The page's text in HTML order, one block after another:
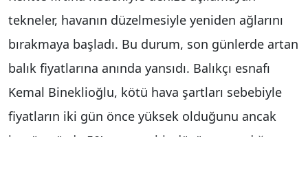
tekneler, havanın düzelmesiyle yeniden ağlarını
bırakmaya başladı. Bu durum, son günlerde artan
balık fiyatlarına anında yansıdı. Balıkçı esnafı
Kemal Bineklioğlu, kötü hava şartları sebebiyle
fiyatların iki gün önce yüksek olduğunu ancak
bugün yüzde 50’ye varan bir düşüş yaşandığını